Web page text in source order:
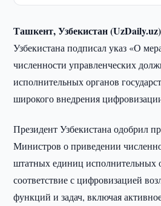
Ташкент, Узбекистан
Узбекистана подписал указ «О
численности управленческих
исполнительных органов
широкого внедрения
Президент Узбекистана одобрил
Министров о приведении
штатных единиц исполнительных
соответствие с цифровизацией
функций и задач, включая